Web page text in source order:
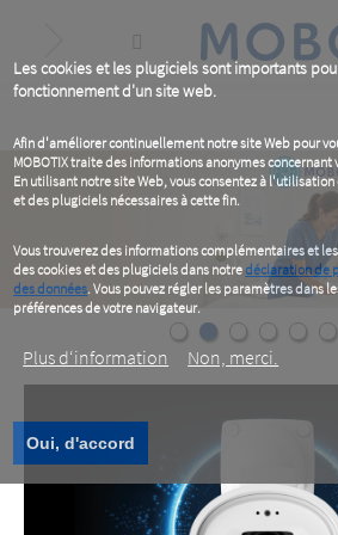
Les cookies et les plugiciels sont importants
fonctionnement d'un site web.
Afin d'améliorer continuellement notre site Web pour
MOBOTIX traite des informations anonymes concernant
En utilisant notre site Web, vous consentez à l'utilisation
et des plugiciels nécessaires à cette fin.
Vous trouverez des informations complémentaires et
des cookies et des plugiciels dans notredéclaration de
des données. Vous pouvez régler les paramètres dans
préférences de votre navigateur.
Plus d‘information Non, merci.
Oui, d'accord
content